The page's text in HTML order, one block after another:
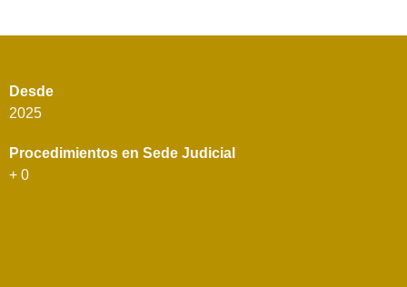
Desde
2025
Procedimientos en Sede Judicial
+ 0